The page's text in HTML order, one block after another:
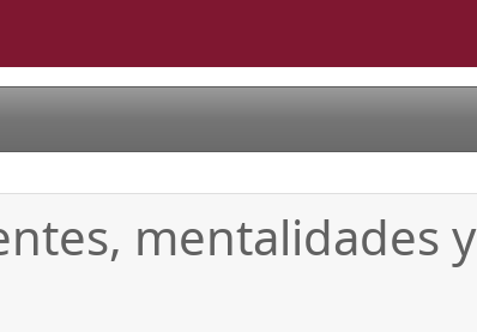
mentalidades y